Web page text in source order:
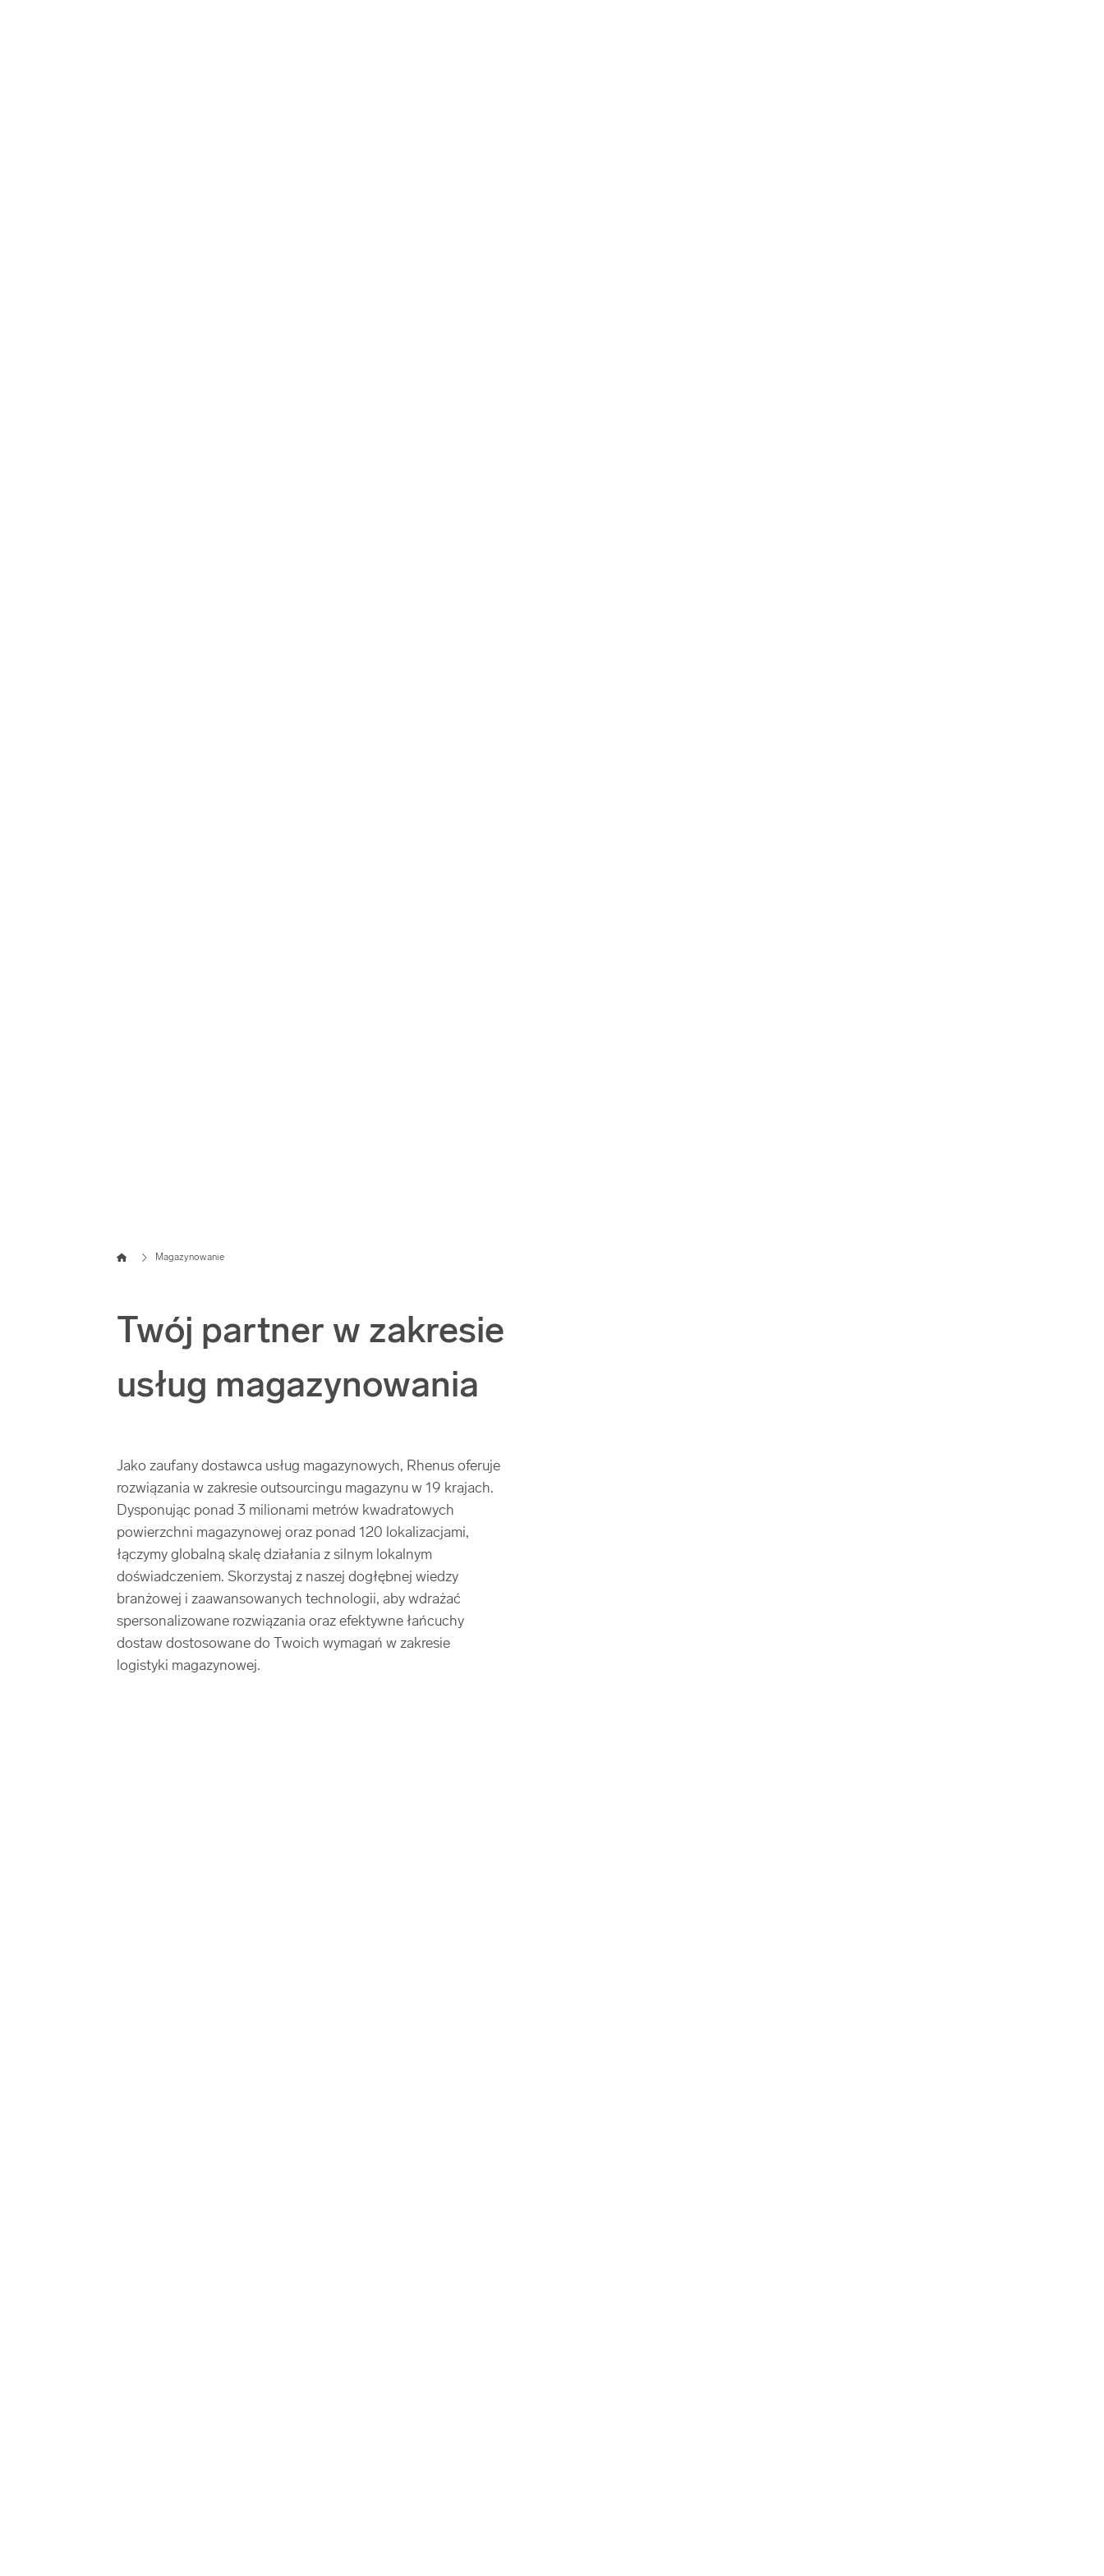
Strona głównaMagazynowanie
Twój partner w zakresie
usług magazynowania
Jako zaufany dostawca usług magazynowych, Rhenus oferuje
rozwiązania w zakresie outsourcingu magazynu w 19 krajach.
Dysponując ponad 3 milionami metrów kwadratowych
powierzchni magazynowej oraz ponad 120 lokalizacjami,
łączymy globalną skalę działania z silnym lokalnym
doświadczeniem. Skorzystaj z naszej dogłębnej wiedzy
branżowej i zaawansowanych technologii, aby wdrażać
spersonalizowane rozwiązania oraz efektywne łańcuchy
dostaw dostosowane do Twoich wymagań w zakresie
logistyki magazynowej.